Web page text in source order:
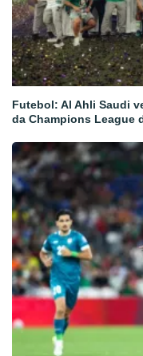
Futebol: Al Ahli Saudi
da Champions League